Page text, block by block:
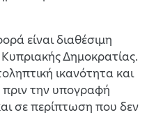
είναι διαθέσιμη
Δημοκρατίας.
ικανότητα και
την υπογραφή
σε περίπτωση που δεν